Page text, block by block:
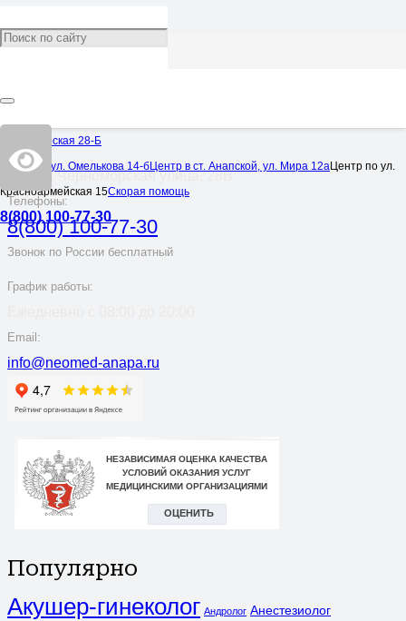
Черноморская 28-Б
Центр по ул. Омелькова 14-бЦентр в ст. Анапской, ул. Мира 12аЦентр по ул.
Красноармейская 15Скорая помощь
8(800) 100-77-30
авторизоваться
Адрес:
Анапа, Черноморская улица, 28Б
Телефоны:
8(800) 100-77-30
Звонок по России бесплатный
График работы:
Email:
info@neomed-anapa.ru
Популярно
Акушер-гинеколог Андролог Анестезиолог